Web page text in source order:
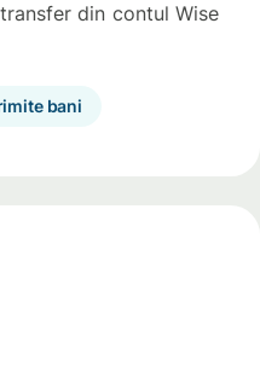
din contul Wise
bani